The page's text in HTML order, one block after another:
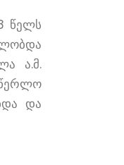
წელს
ა.მ.
და